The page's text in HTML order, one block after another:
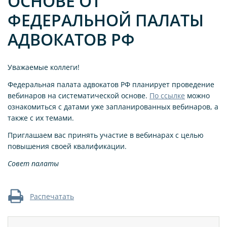
ФЕДЕРАЛЬНОЙ ПАЛАТЫ
АДВОКАТОВ РФ
Уважаемые коллеги!
Федеральная палата адвокатов РФ планирует проведение
вебинаров на систематической основе. По ссылке можно
ознакомиться с датами уже запланированных вебинаров, а
также с их темами.
Приглашаем вас принять участие в вебинарах с целью
повышения своей квалификации.
Совет палаты
Распечатать